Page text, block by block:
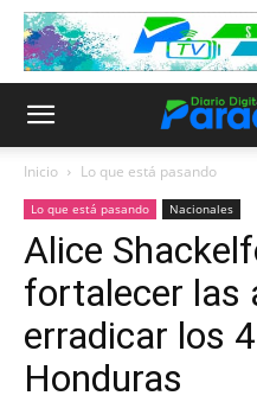
Inicio Lo que está pasando
Lo que está pasando Nacionales
Alice
fortalecer las
erradicar los
Honduras